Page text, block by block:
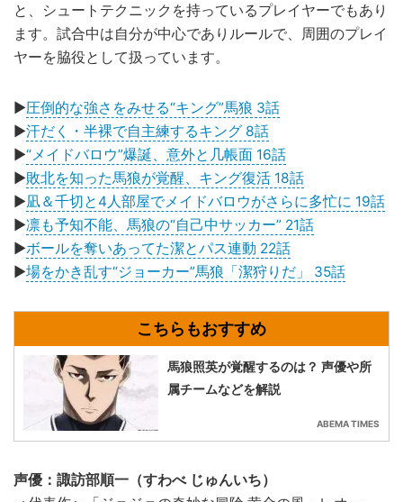
と、シュートテクニックを持っているプレイヤーでもあり
ます。試合中は自分が中心でありルールで、周囲のプレイ
ヤーを脇役として扱っています。
▶圧倒的な強さをみせる“キング”馬狼 3話
▶汗だく・半裸で自主練するキング 8話
▶“メイドバロウ”爆誕、意外と几帳面 16話
▶敗北を知った馬狼が覚醒、キング復活 18話
▶凪＆千切と4人部屋でメイドバロウがさらに多忙に 19話
▶凛も予知不能、馬狼の“自己中サッカー” 21話
▶ボールを奪いあってた潔とパス連動 22話
▶場をかき乱す“ジョーカー”馬狼「潔狩りだ」 35話
馬狼照英が覚醒するのは？ 声優や所
属チームなどを解説
ABEMA TIMES
声優：諏訪部順一（すわべ じゅんいち）